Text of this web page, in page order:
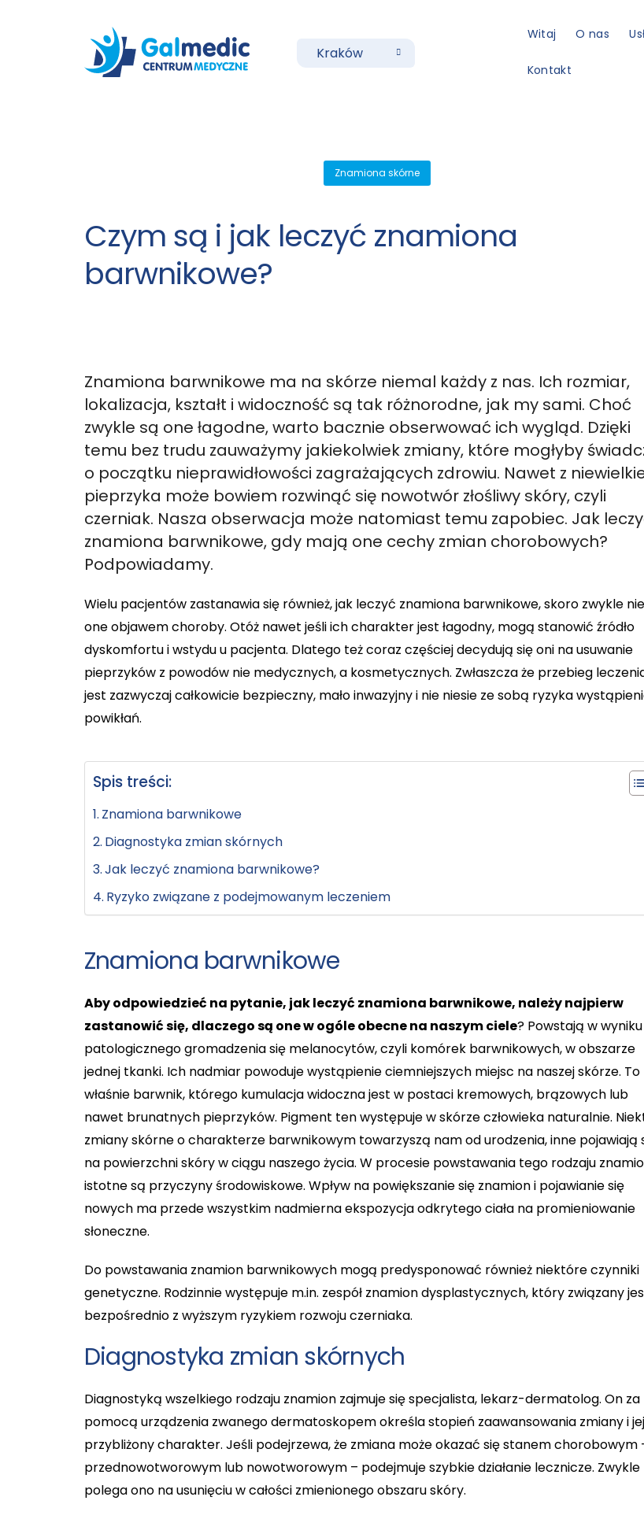
Kraków
Witaj O nas
Kontakt
Znamiona skórne
Czym są i jak leczyć znamiona
barwnikowe?
Znamiona barwnikowe ma na skórze niemal każdy z nas. Ich rozmiar,
lokalizacja, kształt i widoczność są tak różnorodne, jak my sami. Choć
zwykle są one łagodne, warto bacznie obserwować ich wygląd. Dzięki
temu bez trudu zauważymy jakiekolwiek zmiany, które mogłyby
o początku nieprawidłowości zagrażających zdrowiu. Nawet z
pieprzyka może bowiem rozwinąć się nowotwór złośliwy skóry, czyli
czerniak. Nasza obserwacja może natomiast temu zapobiec. Jak
znamiona barwnikowe, gdy mają one cechy zmian chorobowych?
Podpowiadamy.
Wielu pacjentów zastanawia się również, jak leczyć znamiona barwnikowe, skoro zwykle
one objawem choroby. Otóż nawet jeśli ich charakter jest łagodny, mogą stanowić źródło
dyskomfortu i wstydu u pacjenta. Dlatego też coraz częściej decydują się oni na usuwanie
pieprzyków z powodów nie medycznych, a kosmetycznych. Zwłaszcza że przebieg
jest zazwyczaj całkowicie bezpieczny, mało inwazyjny i nie niesie ze sobą ryzyka
powikłań.
Spis treści:
Znamiona barwnikowe
Diagnostyka zmian skórnych
Jak leczyć znamiona barwnikowe?
Ryzyko związane z podejmowanym leczeniem
Znamiona barwnikowe
Aby odpowiedzieć na pytanie, jak leczyć znamiona barwnikowe, należy najpierw
zastanowić się, dlaczego są one w ogóle obecne na naszym ciele? Powstają w wyniku
patologicznego gromadzenia się melanocytów, czyli komórek barwnikowych, w obszarze
jednej tkanki. Ich nadmiar powoduje wystąpienie ciemniejszych miejsc na naszej skórze. To
właśnie barwnik, którego kumulacja widoczna jest w postaci kremowych, brązowych lub
nawet brunatnych pieprzyków. Pigment ten występuje w skórze człowieka naturalnie.
zmiany skórne o charakterze barwnikowym towarzyszą nam od urodzenia, inne pojawiają
na powierzchni skóry w ciągu naszego życia. W procesie powstawania tego rodzaju
istotne są przyczyny środowiskowe. Wpływ na powiększanie się znamion i pojawianie się
nowych ma przede wszystkim nadmierna ekspozycja odkrytego ciała na promieniowanie
słoneczne.
Do powstawania znamion barwnikowych mogą predysponować również niektóre czynniki
genetyczne. Rodzinnie występuje m.in. zespół znamion dysplastycznych, który związany
bezpośrednio z wyższym ryzykiem rozwoju czerniaka.
Diagnostyka zmian skórnych
Diagnostyką wszelkiego rodzaju znamion zajmuje się specjalista, lekarz-dermatolog. On za
pomocą urządzenia zwanego dermatoskopem określa stopień zaawansowania zmiany i jej
przybliżony charakter. Jeśli podejrzewa, że zmiana może okazać się stanem chorobowym
przednowotworowym lub nowotworowym – podejmuje szybkie działanie lecznicze. Zwykle
polega ono na usunięciu w całości zmienionego obszaru skóry.